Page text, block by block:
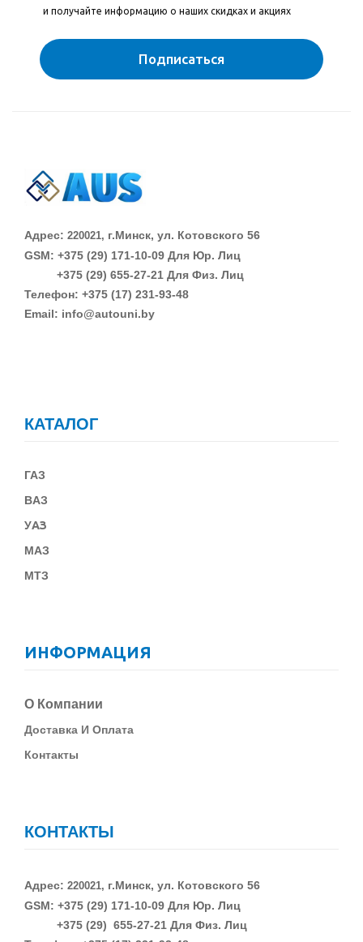
и получайте информацию о наших скидках и акциях
Подписаться
Адрес: 220021, г.Минск, ул. Котовского 56
GSM: +375 (29) 171-10-09 Для Юр. Лиц
+375 (29) 655-27-21 Для Физ. Лиц
Телефон: +375 (17) 231-93-48
Email: info@autouni.by
КАТАЛОГ
ГАЗ
ВАЗ
УАЗ
МАЗ
МТЗ
ИНФОРМАЦИЯ
О Компании
ДОставка И Оплата
Контакты
КОНТАКТЫ
Адрес: 220021, г.Минск, ул. Котовского 56
GSM: +375 (29) 171-10-09 Для Юр. Лиц
+375 (29) 655-27-21 Для Физ. Лиц